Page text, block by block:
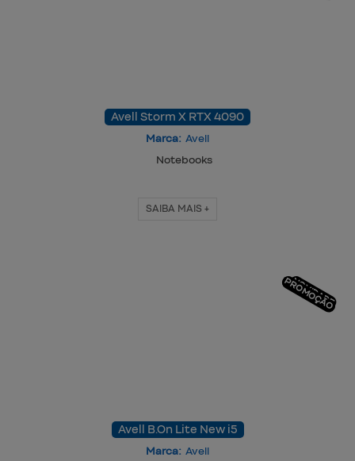
Avell Storm X RTX 4090
Marca: Avell
Notebooks
SAIBA MAIS +
NOVIDADE
PROMOÇÃO
Avell B.On Lite New i5
Marca: Avell